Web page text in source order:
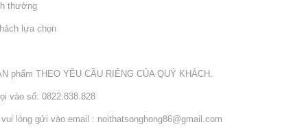
thường
lựa chọn
phẩm THEO YÊU CẦU RIÊNG CỦA QUÝ KHÁCH.
vào số: 0822.838.828
lòng gửi vào email : noithatsonghong86@gmail.com